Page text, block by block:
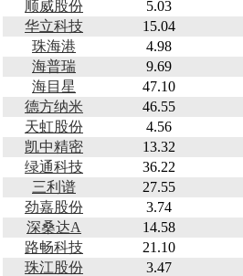
顺威股份
5.03
华立科技
15.04
珠海港
4.98
海普瑞
9.69
海目星
47.10
德方纳米
46.55
天虹股份
4.56
凯中精密
13.32
绿通科技
36.22
三利谱
27.55
劲嘉股份
3.74
深桑达A
14.58
路畅科技
21.10
珠江股份
3.47